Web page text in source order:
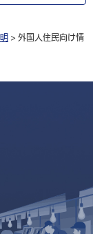
> 外国人住民向け情